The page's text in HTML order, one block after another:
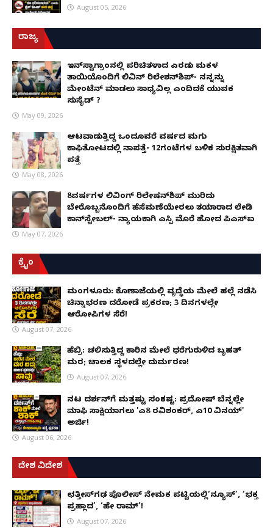
August 05, 2026
ರಾಜ್ಯ
ಇನ್​ಸ್ಟಾಗ್ರಾಂನಲ್ಲಿ ಪರಿಚಿತಳಾದ ಎರಡು ಮಕ್ಕಳ
ತಾಯಿಯೊಂದಿಗೆ ಲಿವಿನ್ ರಿಲೇಶನ್​ಶಿಪ್- ನನ್ನನ್ನು
ಮೇಂಟೆನ್ ಮಾಡಲು ಸಾಧ್ಯವಿಲ್ಲ ಎಂದಿದಕ್ಕೆ ಯುವಕ
ಸುಸೈಡ್ ?
May 09, 2026
ಆಟವಾಡುತ್ತಿದ್ದ ಒಂದೂವರೆ ವರ್ಷದ ಮಗು
ಕಾಫಿತೋಟದಲ್ಲಿ ನಾಪತ್ತೆ- 12ಗಂಟೆಗಳ ಬಳಿಕ ಸುರಕ್ಷಿತವಾಗಿ
ಪತ್ತೆ
May 08, 2026
8ವರ್ಷಗಳ ಲಿವಿಂಗ್‌ ರಿಲೇಷನ್‌ಶಿಪ್ ಮುರಿದು
ಬೇರೊಬ್ಬನೊಂದಿಗೆ ಹೆಸೆಮಣೆಯೇರಲು ತಯಾರಾದ ಲೇಡಿ
ಕಾನ್‌ಸ್ಟೇಬಲ್- ನ್ಯಾಯಕ್ಕಾಗಿ ಎಸ್ಪಿ ಮೊರೆ ಹೋದ ಪಿಎಸ್ಐ
May 07, 2026
ಕ್ರೈಂ
ಮಂಗಳೂರು: ಕೊಣಾಜೆಯಲ್ಲಿ ವೃದ್ಧೆಯ ಮೇಲೆ ಹಲ್ಲೆ ನಡೆಸಿ
ಚಿನ್ನಾಭರಣ ದರೋಡೆ ಪ್ರಕರಣ; 3 ದಿನಗಳಲ್ಲೇ
ಆರೋಪಿಗಳ ಸೆರೆ!
August 07, 2026
ಹೆಬ್ರಿ: ಚಲಿಸುತ್ತಿದ್ದ ಕಾರಿನ ಮೇಲೆ ಧರೆಗುರುಳಿದ ಬೃಹತ್
ಮರ; ಚಾಲಕ ಸ್ಥಳದಲ್ಲೇ ದುರ್ಮರಣ!
August 07, 2026
ನಟ ದರ್ಶನ್‌ಗೆ ಮತ್ತಷ್ಟು ಸಂಕಷ್ಟ: ಪ್ರದೋಷ್ ಬೆನ್ನಲ್ಲೇ
ಮಾಫಿ ಸಾಕ್ಷಿಯಾಗಲು 'ಎ8 ರವಿಶಂಕರ್, ಎ10 ವಿನಯ್'
ಅರ್ಜಿ!
August 06, 2026
ದೇಶ ವಿದೇಶ
ಛತ್ತೀಸ್‌ಗಢ ಪೊಲೀಸ್ ನೇಮಕ ಪಟ್ಟಿಯಲ್ಲಿ‘ನ್ಯೂಸ್’, ‘ಭಕ್ತ
ಪ್ರಹ್ಲಾದ’, ‘ಹೇ ರಾಮ್’!
August 07, 2026